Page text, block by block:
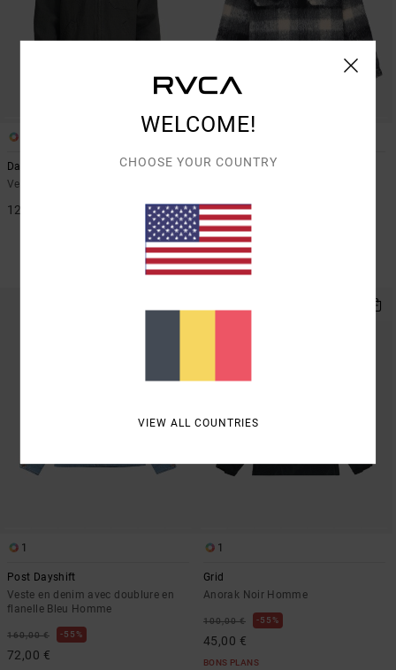
Dayshift 2
Veste en toile Noir Homme
125,00 €
Dayshift Zip Flannel
140,00 €
63,00 €
BONS PLANS
VENTE FLASH EXTRA 25%
1
Post Dayshift
Veste en denim avec doublure en
flanelle Bleu Homme
160,00 € 55%
72,00 €
1
Grid
Anorak Noir Homme
100,00 € 55%
45,00 €
BONS PLANS
WELCOME!
CHOOSE YOUR COUNTRY
VIEW ALL COUNTRIES